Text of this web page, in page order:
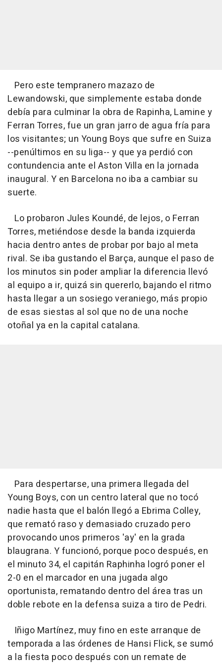
Pero este tempranero mazazo de
Lewandowski, que simplemente estaba donde
debía para culminar la obra de Rapinha, Lamine y
Ferran Torres, fue un gran jarro de agua fría para
los visitantes; un Young Boys que sufre en Suiza
--penúltimos en su liga-- y que ya perdió con
contundencia ante el Aston Villa en la jornada
inaugural. Y en Barcelona no iba a cambiar su
suerte.
Lo probaron Jules Koundé, de lejos, o Ferran
Torres, metiéndose desde la banda izquierda
hacia dentro antes de probar por bajo al meta
rival. Se iba gustando el Barça, aunque el paso de
los minutos sin poder ampliar la diferencia llevó
al equipo a ir, quizá sin quererlo, bajando el ritmo
hasta llegar a un sosiego veraniego, más propio
de esas siestas al sol que no de una noche
otoñal ya en la capital catalana.
Para despertarse, una primera llegada del
Young Boys, con un centro lateral que no tocó
nadie hasta que el balón llegó a Ebrima Colley,
que remató raso y demasiado cruzado pero
provocando unos primeros 'ay' en la grada
blaugrana. Y funcionó, porque poco después, en
el minuto 34, el capitán Raphinha logró poner el
2-0 en el marcador en una jugada algo
oportunista, rematando dentro del área tras un
doble rebote en la defensa suiza a tiro de Pedri.
Iñigo Martínez, muy fino en este arranque de
temporada a las órdenes de Hansi Flick, se sumó
a la fiesta poco después con un remate de